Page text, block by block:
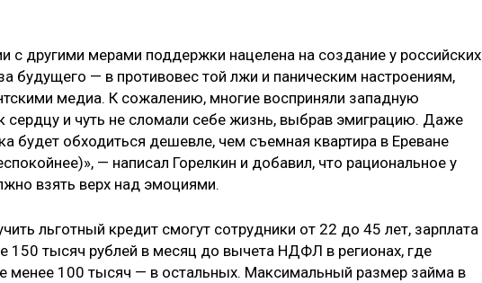
с другими мерами поддержки нацелена на создание у российских
будущего — в противовес той лжи и паническим настроениям,
медиа. К сожалению, многие восприняли западную
сердцу и чуть не сломали себе жизнь, выбрав эмиграцию. Даже
будет обходиться дешевле, чем съемная квартира в Ереване
— написал Горелкин и добавил, что рациональное у
взять верх над эмоциями.
льготный кредит смогут сотрудники от 22 до 45 лет, зарплата
150 тысяч рублей в месяц до вычета НДФЛ в регионах, где
менее 100 тысяч — в остальных. Максимальный размер займа в